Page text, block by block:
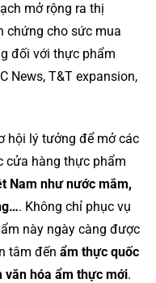
mở rộng ra thị
chứng cho sức mua
đối với thực phẩm
News, T&T expansion,
hội lý tưởng để mở các
cửa hàng thực phẩm
Nam như nước mắm,
. Không chỉ phục vụ
này ngày càng được
tâm đến ẩm thực quốc
văn hóa ẩm thực mới.